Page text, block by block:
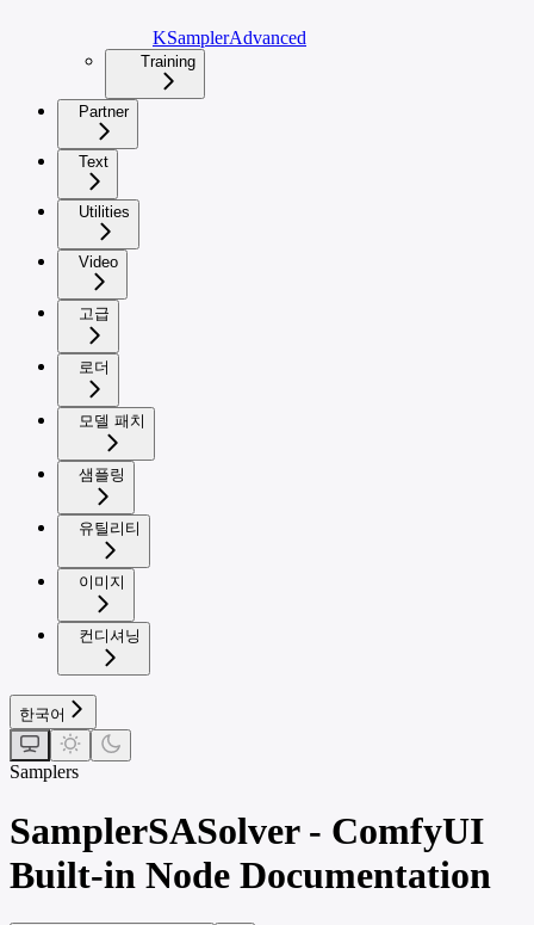
KSamplerAdvanced
Training
Partner
Text
Utilities
Video
고급
로더
모델 패치
샘플링
유틸리티
이미지
컨디셔닝
한국어
Samplers
SamplerSASolver - ComfyUI
Built-in Node Documentation